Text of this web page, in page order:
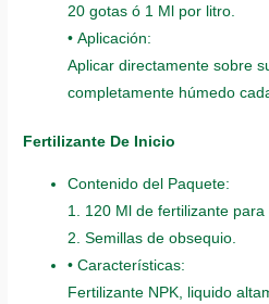
20 gotas ó 1 Ml por litro.
• Aplicación:
Aplicar directamente sobre
completamente húmedo
Fertilizante De Inicio
Contenido del Paquete:
1. 120 Ml de fertilizante
2. Semillas de obsequio.
• Características:
Fertilizante NPK, liquido